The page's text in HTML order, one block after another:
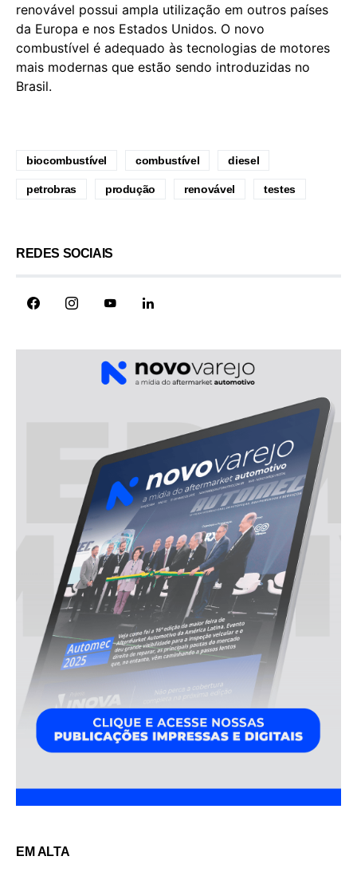
renovável possui ampla utilização em outros países
da Europa e nos Estados Unidos. O novo
combustível é adequado às tecnologias de motores
mais modernas que estão sendo introduzidas no
Brasil.
biocombustível combustível diesel
petrobras produção renovável testes
REDES SOCIAIS
EM ALTA